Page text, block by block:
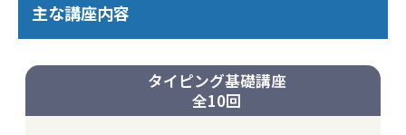
主な講座内容
タイピング基礎講座
全10回